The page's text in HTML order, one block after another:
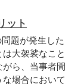
ット
題が発生した
大袈裟なこと
ら、当事者間
場合において